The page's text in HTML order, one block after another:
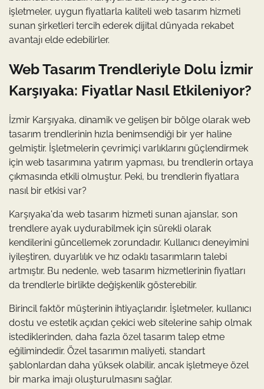
işletmeler, uygun fiyatlarla kaliteli web tasarım hizmeti
sunan şirketleri tercih ederek dijital dünyada rekabet
avantajı elde edebilirler.
Web Tasarım Trendleriyle Dolu İzmir
Karşıyaka: Fiyatlar Nasıl Etkileniyor?
İzmir Karşıyaka, dinamik ve gelişen bir bölge olarak web
tasarım trendlerinin hızla benimsendiği bir yer haline
gelmiştir. İşletmelerin çevrimiçi varlıklarını güçlendirmek
için web tasarımına yatırım yapması, bu trendlerin ortaya
çıkmasında etkili olmuştur. Peki, bu trendlerin fiyatlara
nasıl bir etkisi var?
Karşıyaka'da web tasarım hizmeti sunan ajanslar, son
trendlere ayak uydurabilmek için sürekli olarak
kendilerini güncellemek zorundadır. Kullanıcı deneyimini
iyileştiren, duyarlılık ve hız odaklı tasarımların talebi
artmıştır. Bu nedenle, web tasarım hizmetlerinin fiyatları
da trendlerle birlikte değişkenlik gösterebilir.
Birincil faktör müşterinin ihtiyaçlarıdır. İşletmeler, kullanıcı
dostu ve estetik açıdan çekici web sitelerine sahip olmak
istediklerinden, daha fazla özel tasarım talep etme
eğilimindedir. Özel tasarımın maliyeti, standart
şablonlardan daha yüksek olabilir, ancak işletmeye özel
bir marka imajı oluşturulmasını sağlar.